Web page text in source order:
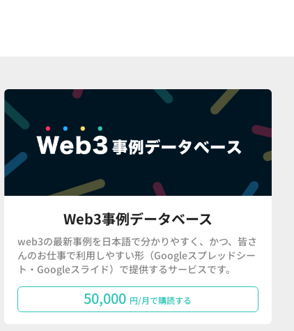
Web3事例データベース
web3の最新事例を日本語で分かりやすく、かつ、皆さ
んのお仕事で利用しやすい形（Googleスプレッドシー
ト・Googleスライド）で提供するサービスです。
50,000 円/月で購読する